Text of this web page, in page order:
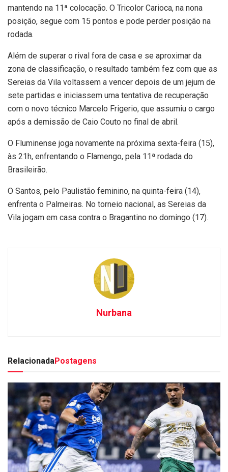
mantendo na 11ª colocação. O Tricolor Carioca, na nona
posição, segue com 15 pontos e pode perder posição na
rodada.
Além de superar o rival fora de casa e se aproximar da
zona de classificação, o resultado também fez com que as
Sereias da Vila voltassem a vencer depois de um jejum de
sete partidas e iniciassem uma tentativa de recuperação
com o novo técnico Marcelo Frigerio, que assumiu o cargo
após a demissão de Caio Couto no final de abril.
O Fluminense joga novamente na próxima sexta-feira (15),
às 21h, enfrentando o Flamengo, pela 11ª rodada do
Brasileirão.
O Santos, pelo Paulistão feminino, na quinta-feira (14),
enfrenta o Palmeiras. No torneio nacional, as Sereias da
Vila jogam em casa contra o Bragantino no domingo (17).
Nurbana
RelacionadaPostagens